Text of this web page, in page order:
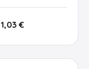
1,03 €